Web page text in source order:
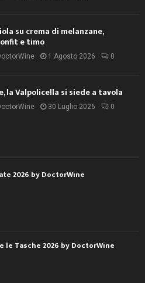
su crema di melanzane,
e timo
1 Agosto 2026 0
la Valpolicella si siede a tavola
30 Luglio 2026 0
2026 by DoctorWine
le Tasche 2026 by DoctorWine